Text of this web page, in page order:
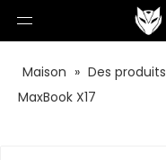
Maison » Des produits
MaxBook X17